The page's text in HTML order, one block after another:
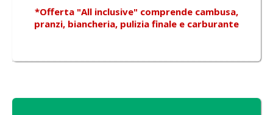
*Offerta "All inclusive" comprende cambusa,
pranzi, biancheria, pulizia finale e carburante